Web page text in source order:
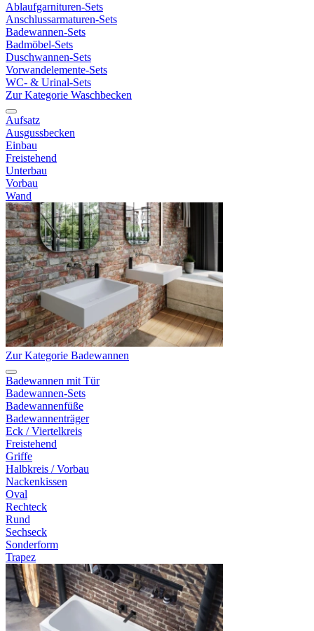
Ablaufgarnituren-Sets
Anschlussarmaturen-Sets
Badewannen-Sets
Badmöbel-Sets
Duschwannen-Sets
Vorwandelemente-Sets
WC- & Urinal-Sets
Zur Kategorie Waschbecken
Aufsatz
Ausgussbecken
Einbau
Freistehend
Unterbau
Vorbau
Wand
Zur Kategorie Badewannen
Badewannen mit Tür
Badewannen-Sets
Badewannenfüße
Badewannenträger
Eck / Viertelkreis
Freistehend
Griffe
Halbkreis / Vorbau
Nackenkissen
Oval
Rechteck
Rund
Sechseck
Sonderform
Trapez